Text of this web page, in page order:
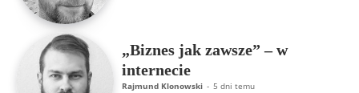
„Biznes jak zawsze” – w
internecie
Rajmund Klonowski - 5 dni temu